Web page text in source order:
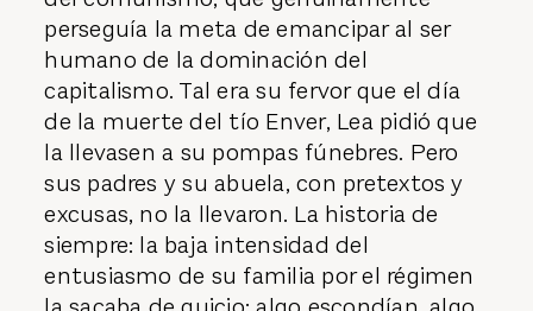
perseguía la meta de emancipar al ser
humano de la dominación del
capitalismo. Tal era su fervor que el día
de la muerte del tío Enver, Lea pidió que
la llevasen a su pompas fúnebres. Pero
sus padres y su abuela, con pretextos y
excusas, no la llevaron. La historia de
siempre: la baja intensidad del
entusiasmo de su familia por el régimen